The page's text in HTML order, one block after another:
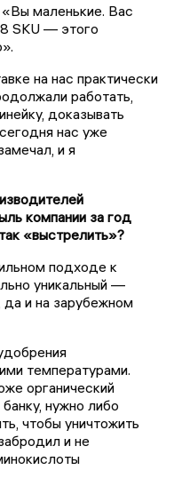
маленькие. Вас
8 SKU — этого
на нас практически
работать,
доказывать
нас уже
и я
компании за год
«выстрелить»?
подходе к
уникальный —
да и на зарубежном
температурами.
органический
нужно либо
чтобы уничтожить
и не